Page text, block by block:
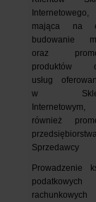
Internetowego,
mająca na
budowanie
oraz
produktów
usług
w
również
przedsiębiorstwa
Sprzedawcy
Prowadzenie
podatkowych
rachunkowych